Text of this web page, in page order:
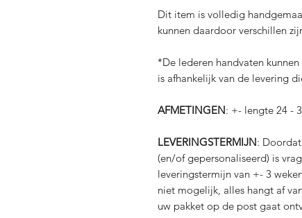
Dit item is volledig
kunnen daardoor verschillen
*De lederen handvaten
is afhankelijk van de levering
AFMETINGEN: +- lengte 24 -
LEVERINGSTERMIJN:
(en/of gepersonaliseerd) is
leveringstermijn van +- 3
niet mogelijk, alles hangt af
uw pakket op de post gaat